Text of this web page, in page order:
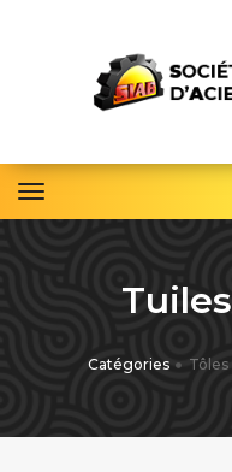
toggle navigation
Catégories